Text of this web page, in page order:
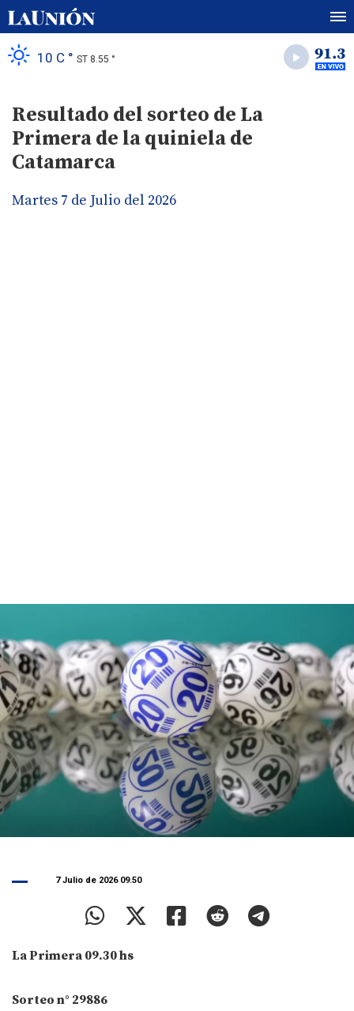
10 C ° ST 8.55 °
Resultado del sorteo de La
Primera de la quiniela de
Catamarca
Martes 7 de Julio del 2026
7 Julio de 2026 09.50
La Primera 09.30 hs
Sorteo n° 29886